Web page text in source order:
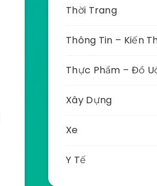
Thời Trang
Thông Tin – Kiến
Thực Phẩm – Đồ
Xây Dựng
Xe
Y Tế